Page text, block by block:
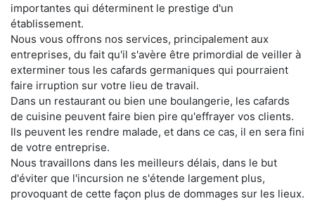
importantes qui déterminent le prestige d'un
établissement.
Nous vous offrons nos services, principalement aux
entreprises, du fait qu'il s'avère être primordial de veiller à
exterminer tous les cafards germaniques qui pourraient
faire irruption sur votre lieu de travail.
Dans un restaurant ou bien une boulangerie, les cafards
de cuisine peuvent faire bien pire qu'effrayer vos clients.
Ils peuvent les rendre malade, et dans ce cas, il en sera fini
de votre entreprise.
Nous travaillons dans les meilleurs délais, dans le but
d'éviter que l'incursion ne s'étende largement plus,
provoquant de cette façon plus de dommages sur les lieux.